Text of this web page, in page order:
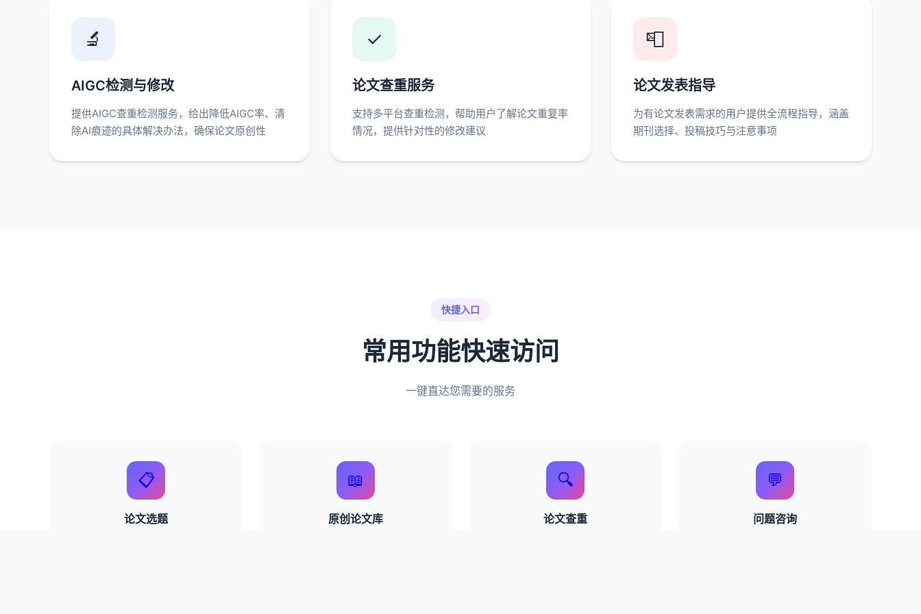
🔬
AIGC检测与修改
提供AIGC查重检测服务，给出降低AIGC率、清
除AI痕迹的具体解决办法，确保论文原创性
✓
论文查重服务
支持多平台查重检测，帮助用户了解论文重复率
情况，提供针对性的修改建议
📮
论文发表指导
为有论文发表需求的用户提供全流程指导，涵盖
期刊选择、投稿技巧与注意事项
快捷入口
常用功能快速访问
一键直达您需要的服务
📋
论文选题
📖
原创论文库
🔍
论文查重
💬
问题咨询